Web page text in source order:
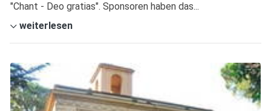
"Chant - Deo gratias". Sponsoren haben das...
weiterlesen